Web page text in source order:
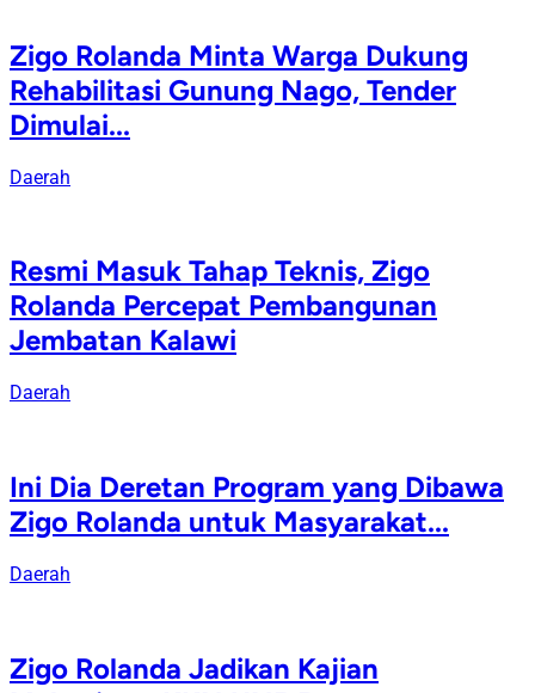
Zigo Rolanda Minta Warga Dukung
Rehabilitasi Gunung Nago, Tender
Dimulai...
Daerah
Resmi Masuk Tahap Teknis, Zigo
Rolanda Percepat Pembangunan
Jembatan Kalawi
Daerah
Ini Dia Deretan Program yang Dibawa
Zigo Rolanda untuk Masyarakat...
Daerah
Zigo Rolanda Jadikan Kajian